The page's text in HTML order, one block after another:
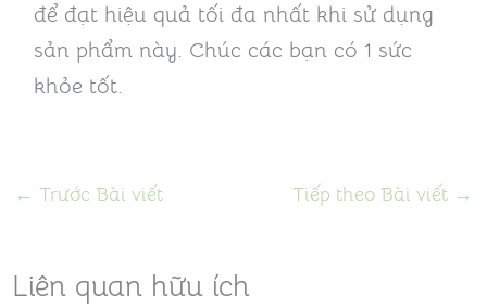
để đạt hiệu quả tối đa nhất khi sử dụng
sản phẩm này. Chúc các bạn có 1 sức
khỏe tốt.
← Trước Bài viết Tiếp theo Bài viết →
Liên quan hữu ích